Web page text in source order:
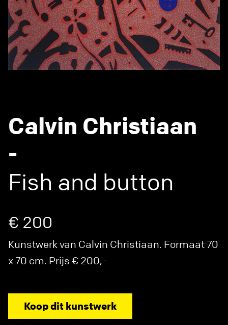
Calvin Christiaan
-
Fish and button
€ 200
Kunstwerk van Calvin Christiaan. Formaat 70
x 70 cm. Prijs € 200,-
Koop dit kunstwerk